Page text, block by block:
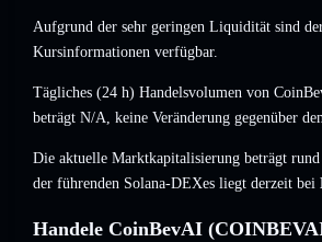
Aufgrund der sehr geringen Liquidität sind
Kursinformationen verfügbar.
Tägliches (24 h) Handelsvolumen von
beträgt N/A, keine Veränderung gegenüber
Die aktuelle Marktkapitalisierung beträgt rund
der führenden Solana-DEXes liegt derzeit bei
Handele CoinBevAI